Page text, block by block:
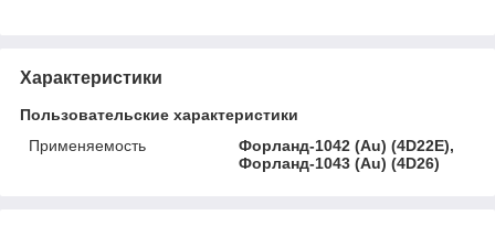
Характеристики
Пользовательские характеристики
Применяемость
Форланд-1042 (Au) (4D22E),
Форланд-1043 (Au) (4D26)